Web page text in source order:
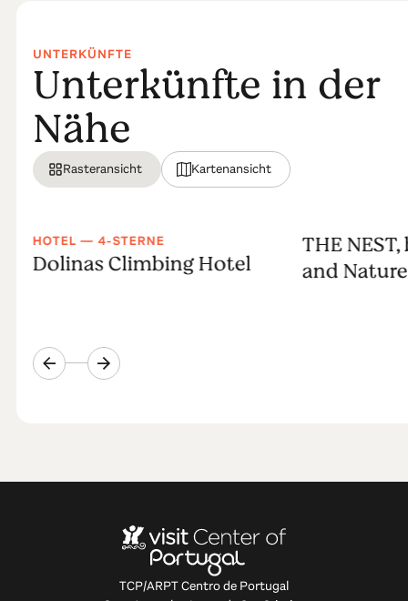
UNTERKÜNFTE
Unterkünfte in der
Nähe
Rasteransicht Kartenansicht
HOTEL — 4-STERNE
Dolinas Climbing Hotel
THE
and Nature
TCP/ARPT Centro de Portugal